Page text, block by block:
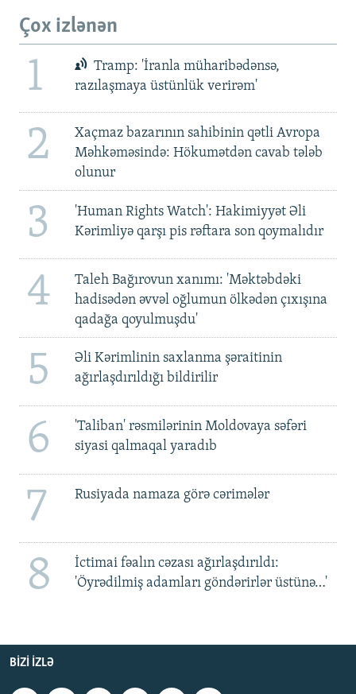
Çox izlənən
1
Tramp: 'İranla müharibədənsə,
razılaşmaya üstünlük verirəm'
2
Xaçmaz bazarının sahibinin qətli Avropa
Məhkəməsində: Hökumətdən cavab tələb
olunur
3
'Human Rights Watch': Hakimiyyət Əli
Kərimliyə qarşı pis rəftara son qoymalıdır
4
Taleh Bağırovun xanımı: 'Məktəbdəki
hadisədən əvvəl oğlumun ölkədən çıxışına
qadağa qoyulmuşdu'
5
Əli Kərimlinin saxlanma şəraitinin
ağırlaşdırıldığı bildirilir
6
'Taliban' rəsmilərinin Moldovaya səfəri
siyasi qalmaqal yaradıb
7 Rusiyada namaza görə cərimələr
8
İctimai fəalın cəzası ağırlaşdırıldı:
'Öyrədilmiş adamları göndərirlər üstünə…'
BIZI IZLƏ